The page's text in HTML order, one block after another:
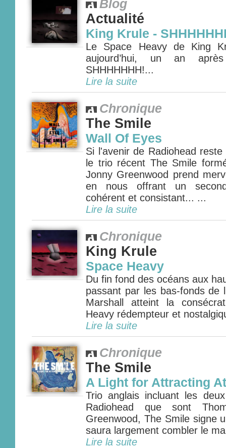
Blog
Actualité
King Krule -
Le Space Heavy de King
aujourd’hui, un an
SHHHHHHH!...
Lire la suite
Chronique
The Smile
Wall Of Eyes
Si l'avenir de Radiohead
le trio récent The Smile
Jonny Greenwood prend
en nous offrant un
cohérent et consistant... ...
Lire la suite
Chronique
King Krule
Space Heavy
Du fin fond des océans aux
passant par les bas-fonds de
Marshall atteint la
Heavy rédempteur et
Lire la suite
Chronique
The Smile
A Light for Attracting
Trio anglais incluant les
Radiohead que sont
Greenwood, The Smile signe
saura largement combler le
Lire la suite